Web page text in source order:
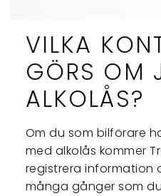
VILKA
GÖRS OM
ALKOLÅS?
Om du som bilförare
med alkolås kommer
registrera information
många gånger som